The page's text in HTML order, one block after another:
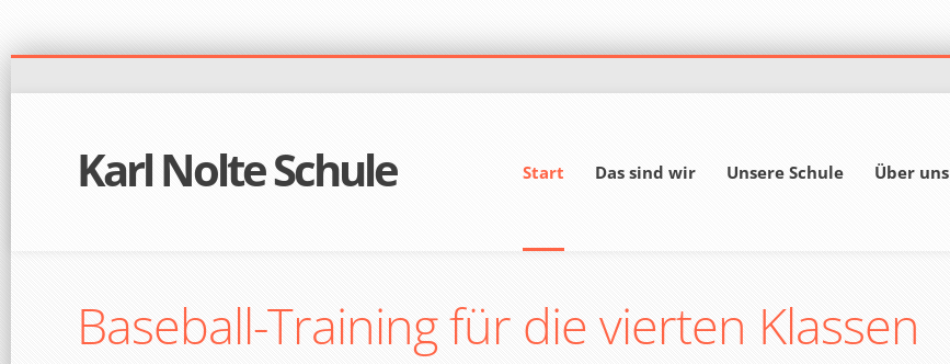
Karl Nolte Schule Start Das sind wir Unsere Schule Über uns
Baseball-Training für die vierten Klassen